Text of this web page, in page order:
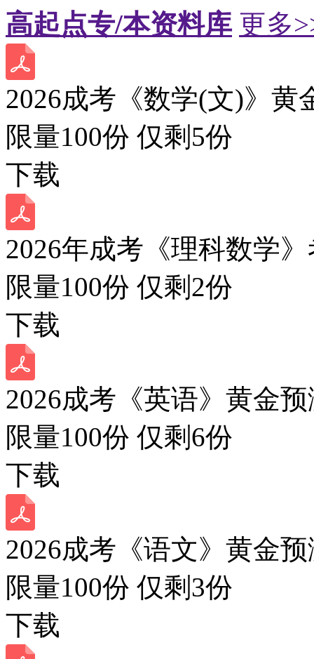
高起点专/本资料库 更多
2026成考《数学(文)》黄
限量100份 仅剩 5份
下载
2026年成考《理科数学
限量100份 仅剩 2份
下载
2026成考《英语》黄金
限量100份 仅剩 6份
下载
2026成考《语文》黄金
限量100份 仅剩 3份
下载